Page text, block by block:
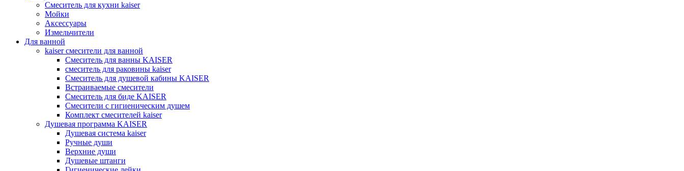
Cмеситель для кухни kaiser
Мойки
Аксессуары
Измельчители
Для ванной
kaiser смесители для ванной
Смеситель для ванны KAISER
смеситель для раковины kaiser
Смеситель для душевой кабины KAISER
Встраиваемые смесители
Смеситель для биде KAISER
Смесители с гигиеническим душем
Комплект смесителей kaiser
Душевая программа KAISER
Душевая система kaiser
Ручные души
Верхние души
Душевые штанги